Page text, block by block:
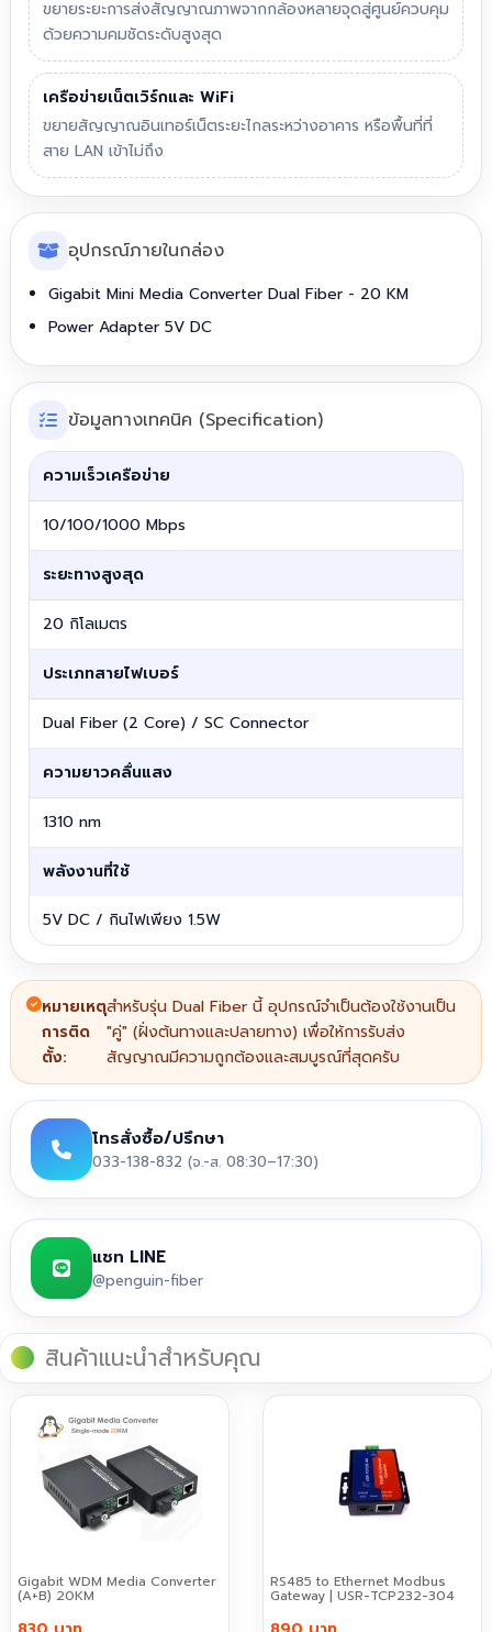
ขยายระยะการส่งสัญญาณภาพจากกล้องหลายจุดสู่ศูนย์ควบคุม
ด้วยความคมชัดระดับสูงสุด
เครือข่ายเน็ตเวิร์กและ WiFi
ขยายสัญญาณอินเทอร์เน็ตระยะไกลระหว่างอาคาร หรือพื้นที่ที่
สาย LAN เข้าไม่ถึง
อุปกรณ์ภายในกล่อง
Gigabit Mini Media Converter Dual Fiber - 20 KM
Power Adapter 5V DC
ข้อมูลทางเทคนิค (Specification)
ความเร็วเครือข่าย
10/100/1000 Mbps
ระยะทางสูงสุด
20 กิโลเมตร
ประเภทสายไฟเบอร์
Dual Fiber (2 Core) / SC Connector
ความยาวคลื่นแสง
1310 nm
พลังงานที่ใช้
5V DC / กินไฟเพียง 1.5W
หมายเหตุ
การติด
ตั้ง:
สำหรับรุ่น Dual Fiber นี้ อุปกรณ์จำเป็นต้องใช้งานเป็น
"คู่" (ฝั่งต้นทางและปลายทาง) เพื่อให้การรับส่ง
สัญญาณมีความถูกต้องและสมบูรณ์ที่สุดครับ
โทรสั่งซื้อ/ปรึกษา
033-138-832 (จ.-ส. 08:30–17:30)
แชท LINE
@penguin-fiber
สินค้าแนะนำสำหรับคุณ
Gigabit WDM Media Converter
(A+B) 20KM
RS485 to Ethernet Modbus
Gateway | USR-TCP232-304